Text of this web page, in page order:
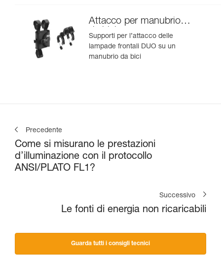
Attacco per manubrio
da bici
Supporti per l’attacco delle
lampade frontali DUO su un
manubrio da bici
Precedente
Come si misurano le prestazioni
d’illuminazione con il protocollo
ANSI/PLATO FL1?
Successivo
Le fonti di energia non ricaricabili
Guarda tutti i consigli tecnici